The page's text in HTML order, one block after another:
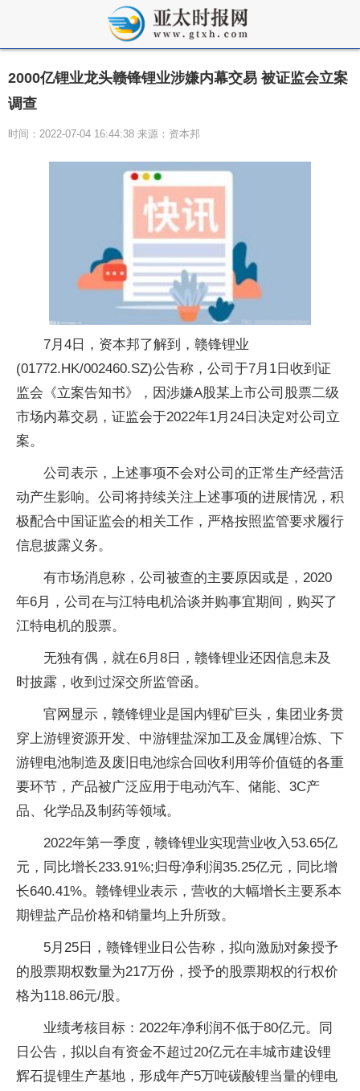
2000亿锂业龙头赣锋锂业涉嫌内幕交易 被证监会立案
调查
时间：2022-07-04 16:44:38 来源：资本邦
7月4日，资本邦了解到，赣锋锂业
(01772.HK/002460.SZ)公告称，公司于7月1日收到证
监会《立案告知书》，因涉嫌A股某上市公司 股票二级
市场内幕交易，证监会于2022年1月24日决定对公司立
案。
公司表示，上述事项不会对公司的正常生产经营活
动产生影响。公司将持续关注上述事项的进展情况，积
极配合中国证监会的相关工作，严格按照监管要求履行
信息披露义务。
有市场消息称，公司被查的主要原因或是，2020
年6月，公司在与江特电机洽谈并购事宜期间，购买了
江特电机的股票。
无独有偶，就在6月8日，赣锋锂业还因信息未及
时披露，收到过深交所监管函。
官网显示，赣锋锂业是国内锂矿巨头，集团业务贯
穿上游锂资源开发、中游锂盐深加工及金属锂冶炼、下
游锂电池制造及废旧电池综合回收利用等价值链的各重
要环节，产品被广泛应用于电动汽车、储能、3C产
品、化学品及制药等领域。
2022年第一季度，赣锋锂业实现营业收入53.65亿
元，同比增长233.91%;归母净利润35.25亿元，同比增
长640.41%。赣锋锂业表示，营收的大幅增长主要系本
期锂盐产品价格和销量均上升所致。
5月25日，赣锋锂业日公告称，拟向激励对象授予
的股票期权数量为217万份，授予的股票期权的行权价
格为118.86元/股。
业绩考核目标：2022年净利润不低于80亿元。同
日公告，拟以自有资金不超过20亿元在丰城市建设锂
辉石提锂生产基地，形成年产5万吨碳酸锂当量的锂电